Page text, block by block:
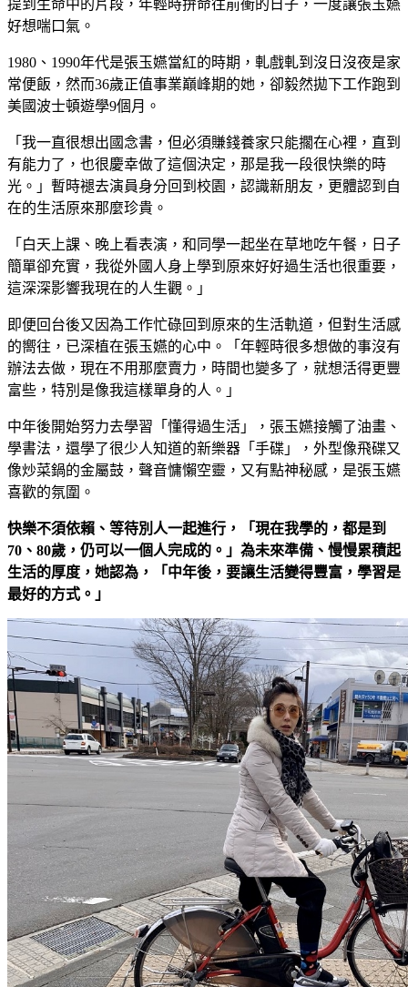
提到生命中的片段，年輕時拚命往前衝的日子，一度讓張玉嬿
好想喘口氣。
1980、1990年代是張玉嬿當紅的時期，軋戲軋到沒日沒夜是家
常便飯，然而36歲正值事業巔峰期的她，卻毅然拋下工作跑到
美國波士頓遊學9個月。
「我一直很想出國念書，但必須賺錢養家只能擱在心裡，直到
有能力了，也很慶幸做了這個決定，那是我一段很快樂的時
光。」暫時褪去演員身分回到校園，認識新朋友，更體認到自
在的生活原來那麼珍貴。
「白天上課、晚上看表演，和同學一起坐在草地吃午餐，日子
簡單卻充實，我從外國人身上學到原來好好過生活也很重要，
這深深影響我現在的人生觀。」
即便回台後又因為工作忙碌回到原來的生活軌道，但對生活感
的嚮往，已深植在張玉嬿的心中。「年輕時很多想做的事沒有
辦法去做，現在不用那麼賣力，時間也變多了，就想活得更豐
富些，特別是像我這樣單身的人。」
中年後開始努力去學習「懂得過生活」，張玉嬿接觸了油畫、
學書法，還學了很少人知道的新樂器「手碟」，外型像飛碟又
像炒菜鍋的金屬鼓，聲音慵懶空靈，又有點神秘感，是張玉嬿
喜歡的氛圍。
快樂不須依賴、等待別人一起進行，「現在我學的，都是到
70 、80歲，仍可以一個人完成的。」為未來準備、慢慢累積起
生活的厚度，她認為，「中年後，要讓生活變得豐富，學習是
最好的方式。」